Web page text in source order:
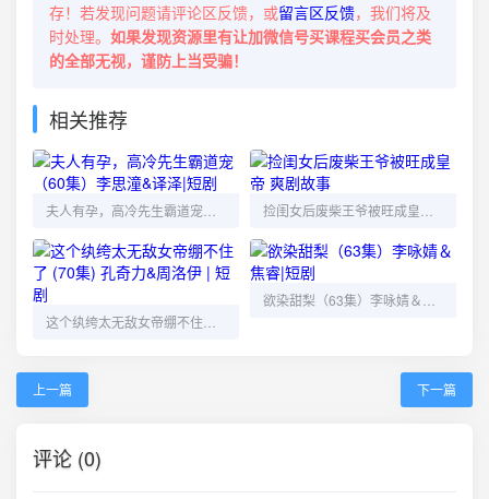
存！若发现问题请评论区反馈，或留言区反馈，我们将及
时处理。 如果发现资源里有让加微信号买课程买会员之类
的全部无视，谨防上当受骗！
相关推荐
上一篇 下一篇
评论 (0)